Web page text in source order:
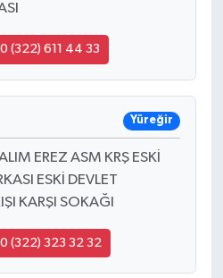
0 (322) 611 44 33
Yüreğir
EREZ ASM KRŞ ESKİ
ESKİ DEVLET
KARŞI SOKAĞI
0 (322) 323 32 32